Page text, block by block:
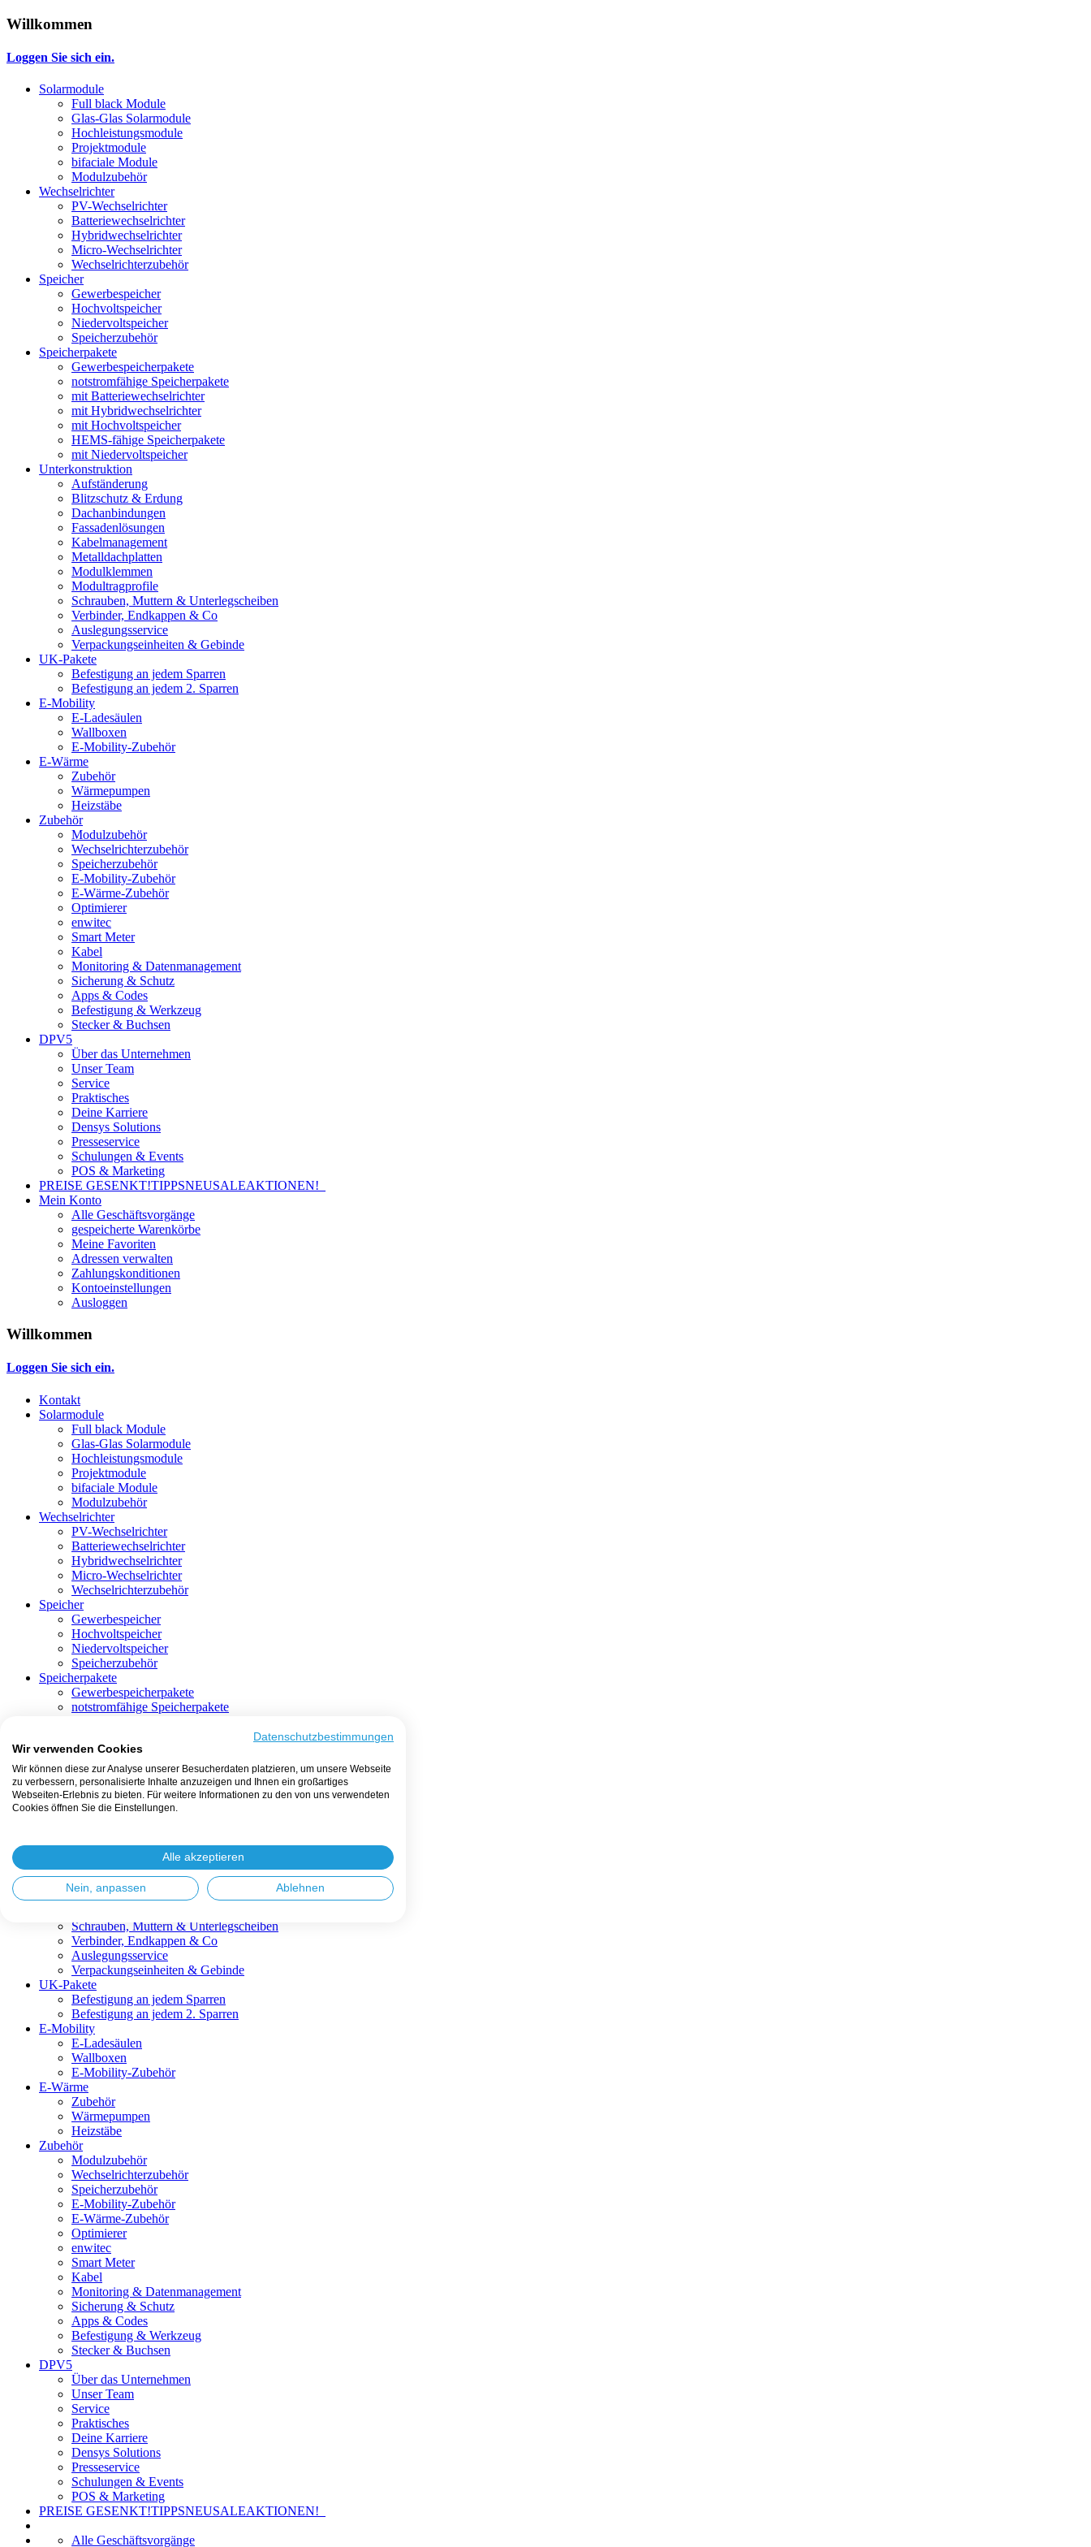
Willkommen
Loggen Sie sich ein.
Solarmodule
Full black Module
Glas-Glas Solarmodule
Hochleistungsmodule
Projektmodule
bifaciale Module
Modulzubehör
Wechselrichter
PV-Wechselrichter
Batteriewechselrichter
Hybridwechselrichter
Micro-Wechselrichter
Wechselrichterzubehör
Speicher
Gewerbespeicher
Hochvoltspeicher
Niedervoltspeicher
Speicherzubehör
Speicherpakete
Gewerbespeicherpakete
notstromfähige Speicherpakete
mit Batteriewechselrichter
mit Hybridwechselrichter
mit Hochvoltspeicher
HEMS-fähige Speicherpakete
mit Niedervoltspeicher
Unterkonstruktion
Aufständerung
Blitzschutz & Erdung
Dachanbindungen
Fassadenlösungen
Kabelmanagement
Metalldachplatten
Modulklemmen
Modultragprofile
Schrauben, Muttern & Unterlegscheiben
Verbinder, Endkappen & Co
Auslegungsservice
Verpackungseinheiten & Gebinde
UK-Pakete
Befestigung an jedem Sparren
Befestigung an jedem 2. Sparren
E-Mobility
E-Ladesäulen
Wallboxen
E-Mobility-Zubehör
E-Wärme
Zubehör
Wärmepumpen
Heizstäbe
Zubehör
Modulzubehör
Wechselrichterzubehör
Speicherzubehör
E-Mobility-Zubehör
E-Wärme-Zubehör
Optimierer
enwitec
Smart Meter
Kabel
Monitoring & Datenmanagement
Sicherung & Schutz
Apps & Codes
Befestigung & Werkzeug
Stecker & Buchsen
DPV5
Über das Unternehmen
Unser Team
Service
Praktisches
Deine Karriere
Densys Solutions
Presseservice
Schulungen & Events
POS & Marketing
PREISE GESENKT!TIPPSNEUSALEAKTIONEN!
Mein Konto
Alle Geschäftsvorgänge
gespeicherte Warenkörbe
Meine Favoriten
Adressen verwalten
Zahlungskonditionen
Kontoeinstellungen
Ausloggen
Willkommen
Loggen Sie sich ein.
Kontakt
Solarmodule
Full black Module
Glas-Glas Solarmodule
Hochleistungsmodule
Projektmodule
bifaciale Module
Modulzubehör
Wechselrichter
PV-Wechselrichter
Batteriewechselrichter
Hybridwechselrichter
Micro-Wechselrichter
Wechselrichterzubehör
Speicher
Gewerbespeicher
Hochvoltspeicher
Niedervoltspeicher
Speicherzubehör
Speicherpakete
Gewerbespeicherpakete
notstromfähige Speicherpakete
mit Hochvoltspeicher
HEMS-fähige Speicherpakete
mit Niedervoltspeicher
Unterkonstruktion
Aufständerung
Fassadenlösungen
Kabelmanagement
Metalldachplatten
Modulklemmen
Schrauben, Muttern & Unterlegscheiben
Verbinder, Endkappen & Co
Auslegungsservice
Verpackungseinheiten & Gebinde
UK-Pakete
Befestigung an jedem Sparren
Befestigung an jedem 2. Sparren
E-Mobility
E-Ladesäulen
Wallboxen
E-Mobility-Zubehör
E-Wärme
Zubehör
Wärmepumpen
Heizstäbe
Zubehör
Modulzubehör
Wechselrichterzubehör
Speicherzubehör
E-Mobility-Zubehör
E-Wärme-Zubehör
Optimierer
enwitec
Smart Meter
Kabel
Monitoring & Datenmanagement
Sicherung & Schutz
Apps & Codes
Befestigung & Werkzeug
Stecker & Buchsen
DPV5
Über das Unternehmen
Unser Team
Service
Praktisches
Deine Karriere
Densys Solutions
Presseservice
Schulungen & Events
POS & Marketing
PREISE GESENKT!TIPPSNEUSALEAKTIONEN!
Alle Geschäftsvorgänge
Datenschutzbestimmungen
Wir verwenden Cookies
Wir können diese zur Analyse unserer Besucherdaten platzieren, um unsere Webseite
zu verbessern, personalisierte Inhalte anzuzeigen und Ihnen ein großartiges
Webseiten-Erlebnis zu bieten. Für weitere Informationen zu den von uns verwendeten
Cookies öffnen Sie die Einstellungen.
Alle akzeptieren
Nein, anpassen Ablehnen